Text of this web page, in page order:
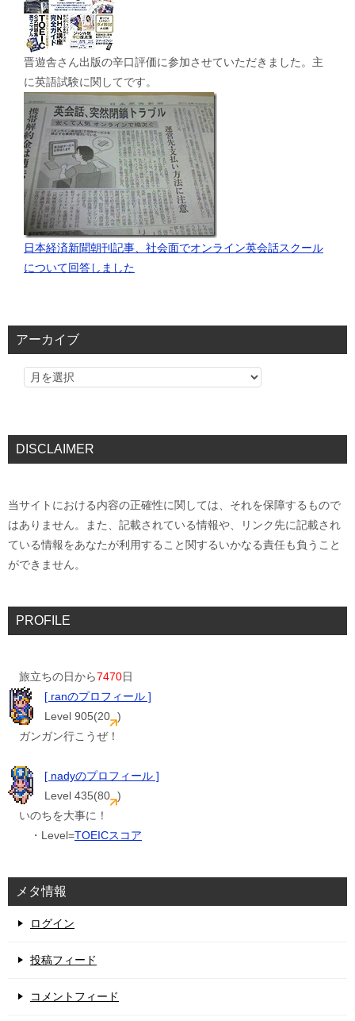
晋遊舎さん出版の辛口評価に参加させていただきました。主
に英語試験に関してです。
日本経済新聞朝刊記事、社会面でオンライン英会話スクール
について回答しました
アーカイブ
DISCLAIMER
当サイトにおける内容の正確性に関しては、それを保障するもので
はありません。また、記載されている情報や、リンク先に記載され
ている情報をあなたが利用すること関するいかなる責任も負うこと
ができません。
PROFILE
旅立ちの日から7470日
[ ranのプロフィール ]
Level 905(20 )
ガンガン行こうぜ！
[ nadyのプロフィール ]
Level 435(80 )
いのちを大事に！
・Level=TOEICスコア
メタ情報
ログイン
投稿フィード
コメントフィード